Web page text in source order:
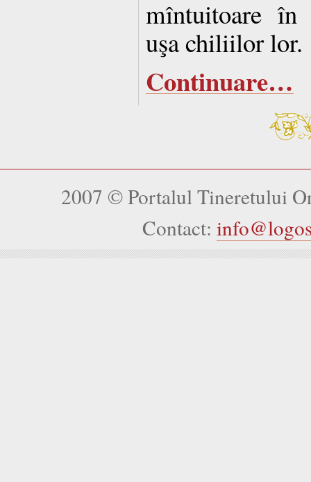
mîntuitoare în
uşa chiliilor lor.
Continuare…
2007 © Portalul Tineretului
Contact: